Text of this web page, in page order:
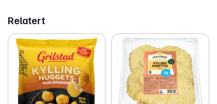
Relatert